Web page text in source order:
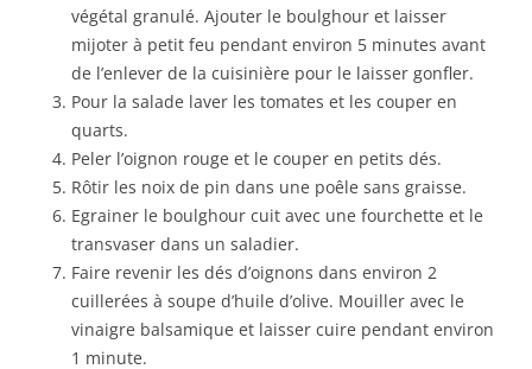
végétal granulé. Ajouter le boulghour et laisser
mijoter à petit feu pendant environ 5 minutes avant
de l’enlever de la cuisinière pour le laisser gonfler.
Pour la salade laver les tomates et les couper en
quarts.
Peler l’oignon rouge et le couper en petits dés.
Rôtir les noix de pin dans une poêle sans graisse.
Egrainer le boulghour cuit avec une fourchette et le
transvaser dans un saladier.
Faire revenir les dés d’oignons dans environ 2
cuillerées à soupe d’huile d’olive. Mouiller avec le
vinaigre balsamique et laisser cuire pendant environ
1 minute.